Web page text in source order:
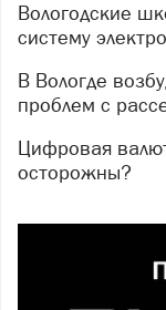
Вологодские школы переходят на московскую
систему
В Вологде возбудили уголовное дело из-за
проблем с
Цифровая валюта: добро пожаловать или будем
осторожны?